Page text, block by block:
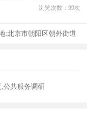
浏览次数： 99次
:北京市朝阳区朝外街道
公共服务调研